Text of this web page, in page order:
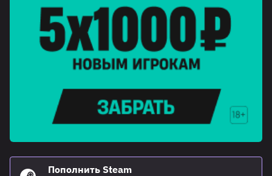
Пополнить Steam